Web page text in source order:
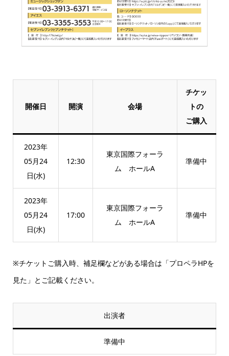
開催日 開演 会場
チケッ
トの
ご購入
2023年
05月24
日(水)
12:30
東京国際フォーラ
ム ホールA
準備中
2023年
05月24
日(水)
17:00
東京国際フォーラ
ム ホールA
準備中
※チケットご購入時、補足欄などがある場合は「プロペラHPを
見た」とご記載ください。
出演者
準備中